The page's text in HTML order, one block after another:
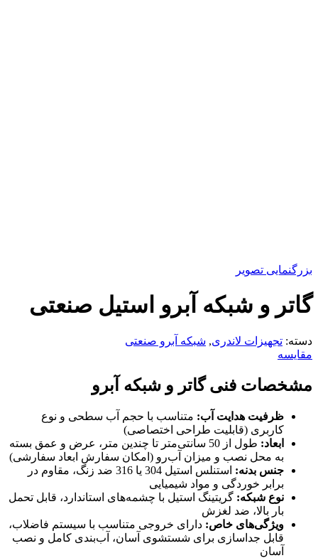
بزرگنمایی تصویر
گاتر و شبکه آبرو استیل صنعتی
دسته: تجهیزات لاندری, شبکه آبرو صنعتی
مقایسه
مشخصات فنی گاتر و شبکه آبرو
ظرفیت هدایت آب: متناسب با حجم آب سطحی و نوع
کاربری (قابلیت طراحی اختصاصی)
ابعاد:
طول از 50 سانتی‌متر تا چندین متر، عرض و عمق بسته
به محل نصب و میزان آب‌رو (امکان سفارش ابعاد سفارشی)
جنس بدنه:
استنلس استیل 304 یا 316 ضد زنگ، مقاوم در
برابر خوردگی و مواد شیمیایی
نوع شبکه: گریتینگ استیل با چشمه‌های استاندارد، قابل تحمل
بار بالا، ضد لغزش
ویژگی‌های خاص: دارای خروجی متناسب با سیستم فاضلاب،
قابل جداسازی برای شستشوی آسان، آب‌بندی کامل و نصب
آسان